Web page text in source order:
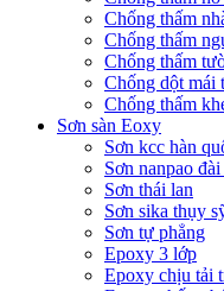
Chống thấm
Chống thấm
Chống thấm
Chống dột mái
Chống thấm
Sơn sàn Eoxy
Sơn kcc hàn
Sơn nanpao
Sơn thái lan
Sơn sika thụy
Sơn tự phẳng
Epoxy 3 lớp
Epoxy chịu tải